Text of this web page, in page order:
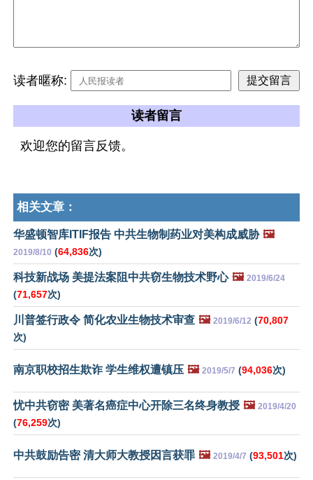
读者暱称:
读者留言
欢迎您的留言反馈。
相关文章：
华盛顿智库ITIF报告 中共生物制药业对美构成威胁 🖼️
2019/8/10 (64,836次)
科技新战场 美提法案阻中共窃生物技术野心 🖼️ 2019/6/24
(71,657次)
川普签行政令 简化农业生物技术审查 🖼️ 2019/6/12 (70,807
次)
南京职校招生欺诈 学生维权遭镇压 🖼️ 2019/5/7 (94,036次)
忧中共窃密 美著名癌症中心开除三名终身教授 🖼️ 2019/4/20
(76,259次)
中共鼓励告密 清大师大教授因言获罪 🖼️ 2019/4/7 (93,501次)